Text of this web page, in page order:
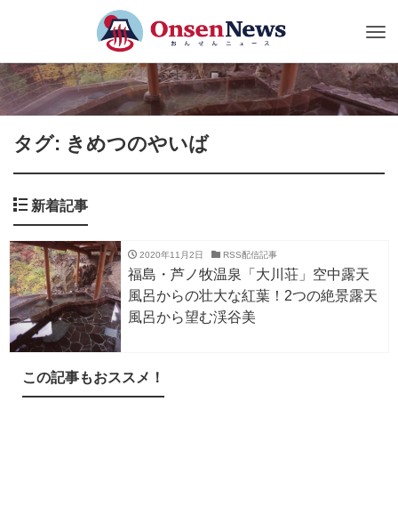
タグ: きめつのやいば
新着記事
2020年11月2日 RSS配信記事
福島・芦ノ牧温泉「大川荘」空中露天
風呂からの壮大な紅葉！2つの絶景露天
風呂から望む渓谷美
この記事もおススメ！